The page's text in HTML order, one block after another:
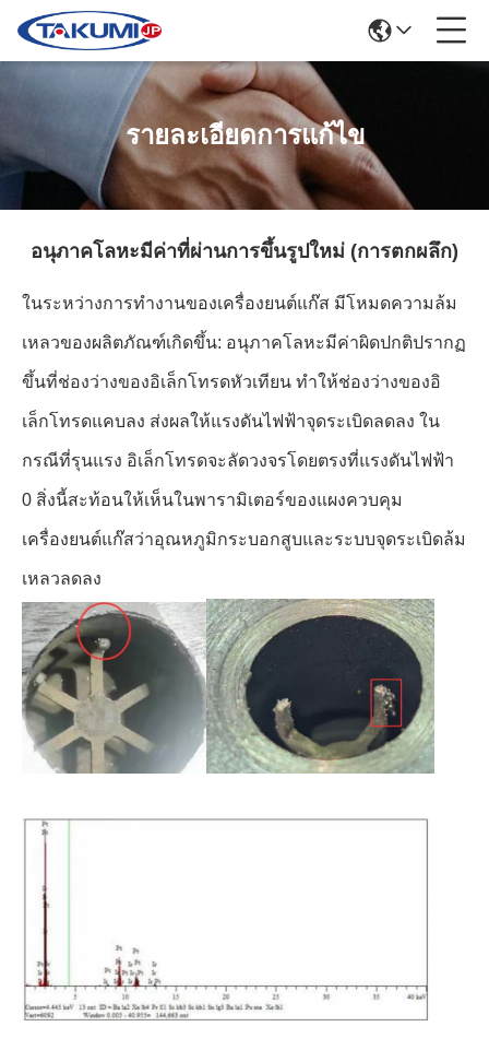
รายละเอียดการแก้ไข
อนุภาคโลหะมีค่าที่ผ่านการขึ้นรูปใหม่ (การตกผลึก)
ในระหว่างการทำงานของเครื่องยนต์แก๊ส มีโหมดความล้ม
เหลวของผลิตภัณฑ์เกิดขึ้น: อนุภาคโลหะมีค่าผิดปกติปรากฏ
ขึ้นที่ช่องว่างของอิเล็กโทรดหัวเทียน ทำให้ช่องว่างของอิ
เล็กโทรดแคบลง ส่งผลให้แรงดันไฟฟ้าจุดระเบิดลดลง ใน
กรณีที่รุนแรง อิเล็กโทรดจะลัดวงจรโดยตรงที่แรงดันไฟฟ้า
0 สิ่งนี้สะท้อนให้เห็นในพารามิเตอร์ของแผงควบคุม
เครื่องยนต์แก๊สว่าอุณหภูมิกระบอกสูบและระบบจุดระเบิดล้ม
เหลวลดลง